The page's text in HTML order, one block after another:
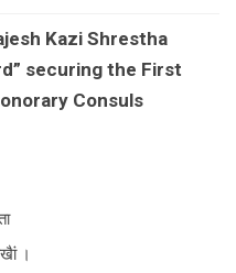
Kazi Shrestha
securing the First
Consuls
।